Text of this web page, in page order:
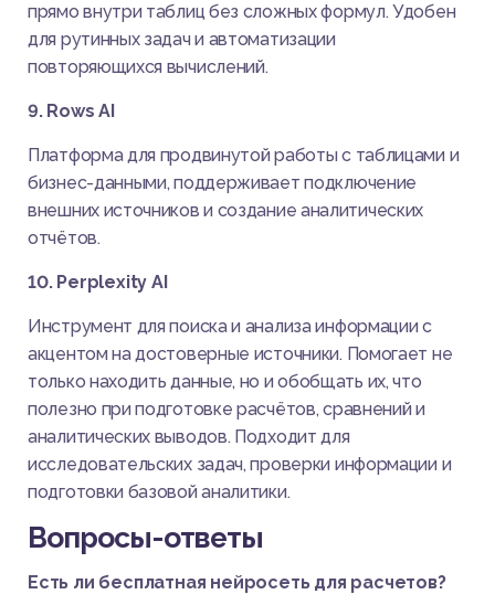
прямо внутри таблиц без сложных формул. Удобен
для рутинных задач и автоматизации
повторяющихся вычислений.
9. Rows AI
Платформа для продвинутой работы с таблицами и
бизнес-данными, поддерживает подключение
внешних источников и создание аналитических
отчётов.
10. Perplexity AI
Инструмент для поиска и анализа информации с
акцентом на достоверные источники. Помогает не
только находить данные, но и обобщать их, что
полезно при подготовке расчётов, сравнений и
аналитических выводов. Подходит для
исследовательских задач, проверки информации и
подготовки базовой аналитики.
Вопросы-ответы
Есть ли бесплатная нейросеть для расчетов?